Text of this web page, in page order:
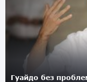
Гуайдо без